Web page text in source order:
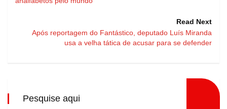
Read Next
Após reportagem do Fantástico, deputado Luís Miranda
usa a velha tática de acusar para se defender
Pesquise aqui